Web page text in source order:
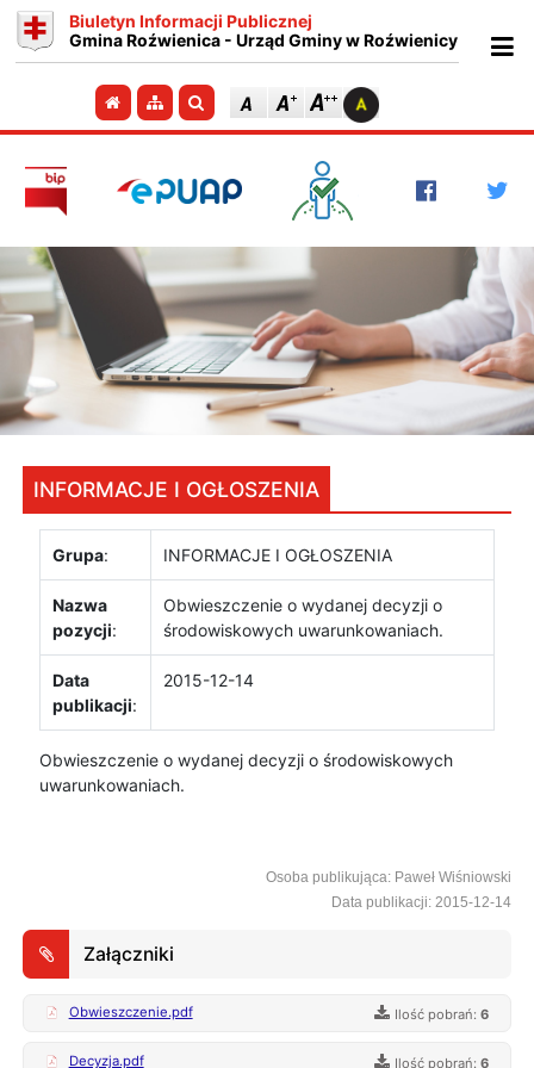
Biuletyn Informacji Publicznej
Gmina Roźwienica - Urząd Gminy w Roźwienicy
Przejdź do strony głównej
Przejdź do mapy strony
Szukaj
INFORMACJE I OGŁOSZENIA
Grupa: INFORMACJE I OGŁOSZENIA
Nazwa
pozycji:
Obwieszczenie o wydanej decyzji o
środowiskowych uwarunkowaniach.
Data
publikacji:
2015-12-14
Obwieszczenie o wydanej decyzji o środowiskowych
uwarunkowaniach.
Osoba publikująca: Paweł Wiśniowski
Data publikacji: 2015-12-14
Załączniki
Obwieszczenie.pdf Ilość pobrań:6
Decyzja.pdf Ilość pobrań:6